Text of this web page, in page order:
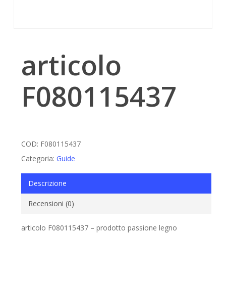
Nessun prodotto nel carrello.
articolo
F080115437
COD: F080115437
Categoria: Guide
Descrizione
Recensioni (0)
articolo F080115437 – prodotto passione legno